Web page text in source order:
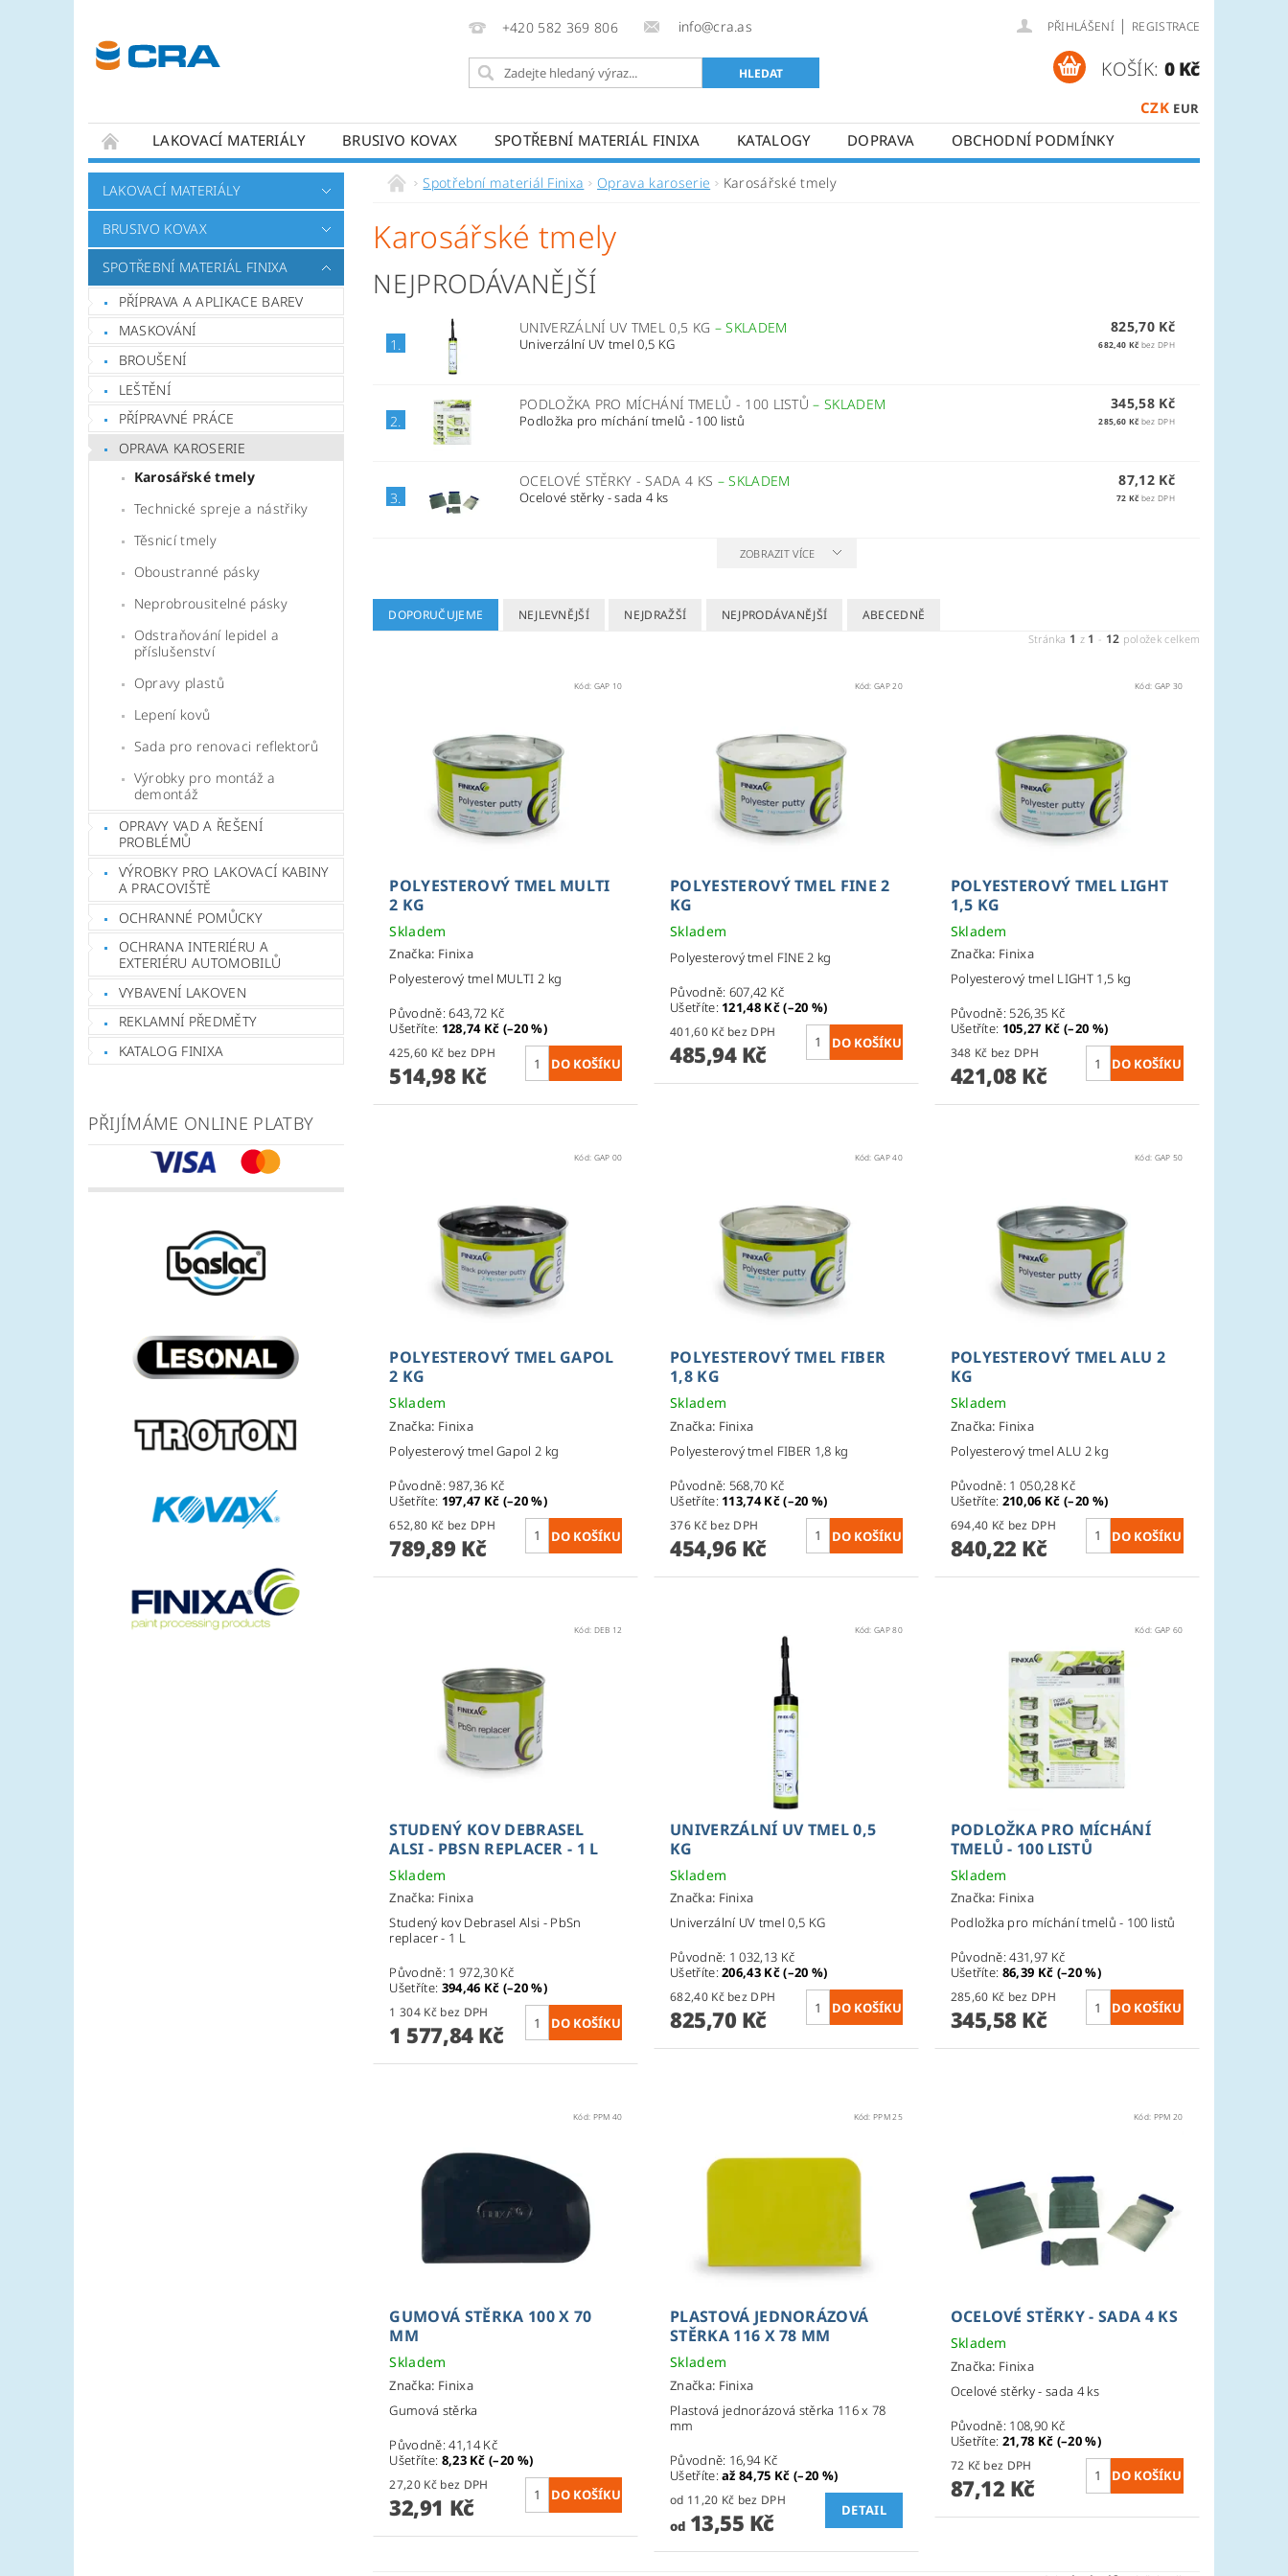
+420 582 369 806 info@cra.as PŘIHLÁŠENÍ | REGISTRACE
CZK EUR
KOŠÍK: 0 Kč
LAKOVACÍ MATERIÁLY BRUSIVO KOVAX SPOTŘEBNÍ MATERIÁL FINIXA KATALOGY DOPRAVA
OBCHODNÍ PODMÍNKY
KONTAKTY
LAKOVACÍ MATERIÁLY
BRUSIVO KOVAX
SPOTŘEBNÍ MATERIÁL FINIXA
PŘÍPRAVA A APLIKACE BAREV
MASKOVÁNÍ
BROUŠENÍ
LEŠTĚNÍ
PŘÍPRAVNÉ PRÁCE
OPRAVA KAROSERIE
Karosářské tmely
Technické spreje a nástřiky
Těsnicí tmely
Oboustranné pásky
Neprobrousitelné pásky
Odstraňování lepidel a
příslušenství
Opravy plastů
Lepení kovů
Sada pro renovaci reflektorů
Výrobky pro montáž a
demontáž
OPRAVY VAD A ŘEŠENÍ
PROBLÉMŮ
VÝROBKY PRO LAKOVACÍ KABINY
A PRACOVIŠTĚ
OCHRANNÉ POMŮCKY
OCHRANA INTERIÉRU A
EXTERIÉRU AUTOMOBILŮ
VYBAVENÍ LAKOVEN
REKLAMNÍ PŘEDMĚTY
KATALOG FINIXA
PŘIJÍMÁME ONLINE PLATBY
Spotřební materiál Finixa Oprava karoserie Karosářské tmely
Karosářské tmely
NEJPRODÁVANĚJŠÍ
1.
UNIVERZÁLNÍ UV TMEL 0,5 KG –SKLADEM
Univerzální UV tmel 0,5 KG
825,70 Kč
682,40 Kč bez DPH
2.
PODLOŽKA PRO MÍCHÁNÍ TMELŮ - 100 LISTŮ–SKLADEM
Podložka pro míchání tmelů - 100 listů
345,58 Kč
285,60 Kč bez DPH
3.
OCELOVÉ STĚRKY - SADA 4 KS –SKLADEM
Ocelové stěrky - sada 4 ks
87,12 Kč
72 Kč bez DPH
ZOBRAZIT VÍCE
DOPORUČUJEME NEJLEVNĚJŠÍ NEJDRAŽŠÍ NEJPRODÁVANĚJŠÍ ABECEDNĚ
Stránka 1 z 1 - 12 položek celkem
Kód: GAP 10
POLYESTEROVÝ TMEL MULTI
2 KG
Skladem
Značka: Finixa
Polyesterový tmel MULTI 2 kg
Původně:643,72 Kč
Ušetříte: 128,74 Kč (–20 %)
425,60 Kč bez DPH
514,98 Kč
Kód:GAP 20
POLYESTEROVÝ TMEL FINE 2
KG
Skladem
Polyesterový tmel FINE 2 kg
Původně: 607,42 Kč
Ušetříte: 121,48 Kč (–20 %)
401,60 Kč bez DPH
485,94 Kč
Kód: GAP 30
POLYESTEROVÝ TMEL LIGHT
1,5 KG
Skladem
Značka: Finixa
Polyesterový tmel LIGHT 1,5 kg
Původně: 526,35 Kč
Ušetříte: 105,27 Kč (–20 %)
348 Kč bez DPH
421,08 Kč
Kód: GAP 00
POLYESTEROVÝ TMEL GAPOL
2 KG
Skladem
Značka: Finixa
Polyesterový tmel Gapol 2 kg
Původně:987,36 Kč
Ušetříte: 197,47 Kč (–20 %)
652,80 Kč bez DPH
789,89 Kč
Kód:GAP 40
POLYESTEROVÝ TMEL FIBER
1,8 KG
Skladem
Značka: Finixa
Polyesterový tmel FIBER 1,8 kg
Původně: 568,70 Kč
Ušetříte: 113,74 Kč (–20 %)
376 Kč bez DPH
454,96 Kč
Kód: GAP 50
POLYESTEROVÝ TMEL ALU 2
KG
Skladem
Značka: Finixa
Polyesterový tmel ALU 2 kg
Původně: 1 050,28 Kč
Ušetříte: 210,06 Kč (–20 %)
694,40 Kč bez DPH
840,22 Kč
Kód: DEB 12
STUDENÝ KOV DEBRASEL
ALSI - PBSN REPLACER - 1 L
Skladem
Značka: Finixa
Studený kov Debrasel Alsi - PbSn
replacer - 1 L
Původně: 1 972,30 Kč
Ušetříte: 394,46 Kč (–20 %)
1 304 Kč bez DPH
1 577,84 Kč
Kód:GAP 80
UNIVERZÁLNÍ UV TMEL 0,5
KG
Skladem
Značka: Finixa
Univerzální UV tmel 0,5 KG
Původně: 1 032,13 Kč
Ušetříte:206,43 Kč (–20 %)
682,40 Kč bez DPH
825,70 Kč
Kód: GAP 60
PODLOŽKA PRO MÍCHÁNÍ
TMELŮ - 100 LISTŮ
Skladem
Značka: Finixa
Podložka pro míchání tmelů - 100 listů
Původně:431,97 Kč
Ušetříte: 86,39 Kč (–20 %)
285,60 Kč bez DPH
345,58 Kč
Kód: PPM 40
GUMOVÁ STĚRKA 100 X 70
MM
Skladem
Značka: Finixa
Gumová stěrka
Původně:41,14 Kč
Ušetříte: 8,23 Kč (–20 %)
27,20 Kč bez DPH
32,91 Kč
Kód:PPM 25
PLASTOVÁ JEDNORÁZOVÁ
STĚRKA 116 X 78 MM
Skladem
Značka: Finixa
Plastová jednorázová stěrka 116 x 78
mm
Původně: 16,94 Kč
Ušetříte:až 84,75 Kč (–20 %)
od 11,20 Kč bez DPH
od13,55 Kč DETAIL
Kód: PPM 20
OCELOVÉ STĚRKY - SADA 4 KS
Skladem
Značka: Finixa
Ocelové stěrky - sada 4 ks
Původně: 108,90 Kč
Ušetříte: 21,78 Kč (–20 %)
72 Kč bez DPH
87,12 Kč